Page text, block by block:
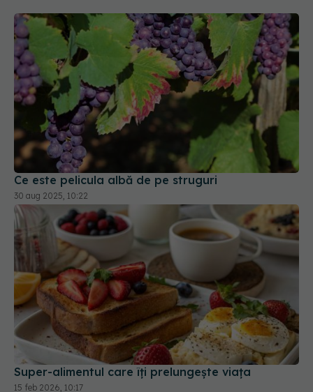
Ce este pelicula albă de pe struguri
30 aug 2025, 10:22
Super-alimentul care îți prelungește viața
15 feb 2026, 10:17